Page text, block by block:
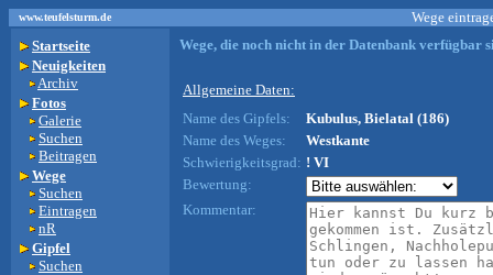
www.teufelsturm.de
Wege
Startseite
Neuigkeiten
Archiv
Fotos
Galerie
Suchen
Beitragen
Wege
Suchen
Eintragen
nR
Gipfel
Suchen
Wege, die noch nicht in der Datenbank verfügbar
Allgemeine Daten:
Name des Gipfels:
Kubulus, Bielatal (186)
Name des Weges:
Westkante
Schwierigkeitsgrad: ! VI
Bewertung:
Kommentar: